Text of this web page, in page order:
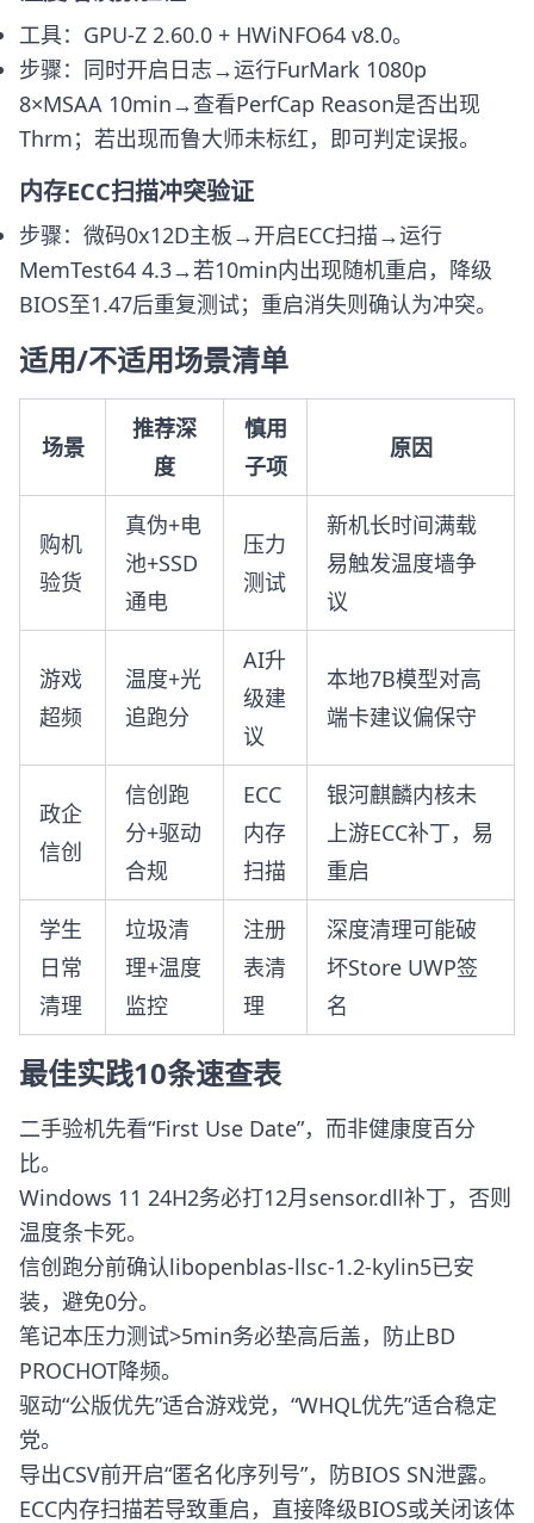
工具：GPU-Z 2.60.0 + HWiNFO64 v8.0。
步骤：同时开启日志→运行FurMark 1080p
8×MSAA 10min→查看PerfCap Reason是否出现
Thrm；若出现而鲁大师未标红，即可判定误报。
内存ECC扫描冲突验证
步骤：微码0x12D主板→开启ECC扫描→运行
MemTest64 4.3→若10min内出现随机重启，降级
BIOS至1.47后重复测试；重启消失则确认为冲突。
适用/不适用场景清单
场景
推荐深
度
慎用
子项
原因
购机
验货
真伪+电
池+SSD
通电
压力
测试
新机长时间满载
易触发温度墙争
议
游戏
超频
温度+光
追跑分
AI升
级建
议
本地7B模型对高
端卡建议偏保守
政企
信创
信创跑
分+驱动
合规
ECC
内存
扫描
银河麒麟内核未
上游ECC补丁，易
重启
学生
日常
清理
垃圾清
理+温度
监控
注册
表清
理
深度清理可能破
坏Store UWP签
名
最佳实践10条速查表
二手验机先看“First Use Date”，而非健康度百分
比。
Windows 11 24H2务必打12月sensor.dll补丁，否则
温度条卡死。
信创跑分前确认libopenblas-llsc-1.2-kylin5已安
装，避免0分。
笔记本压力测试>5min务必垫高后盖，防止BD
PROCHOT降频。
驱动“公版优先”适合游戏党，“WHQL优先”适合稳定
党。
导出CSV前开启“匿名化序列号”，防BIOS SN泄露。
ECC内存扫描若导致重启，直接降级BIOS或关闭该体